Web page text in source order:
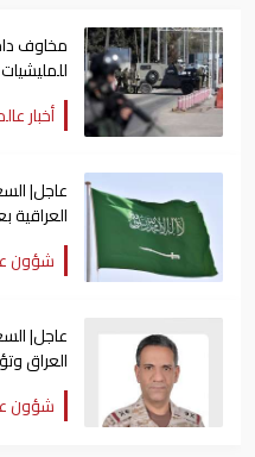
مخاوف
أخبار
عاجل|
شؤون
عاجل|
العراق
شؤون